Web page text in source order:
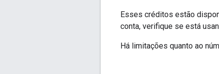
Esses créditos estão
conta, verifique se está
Há limitações quanto ao